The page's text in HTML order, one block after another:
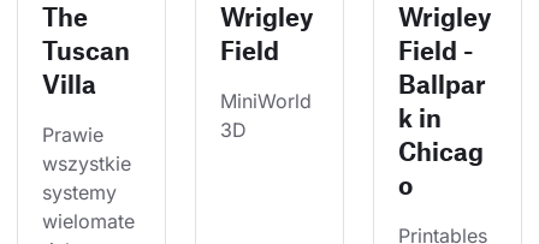
The
Tuscan
Villa
Prawie
wszystkie
systemy
wielomate
Wrigley
Field
MiniWorld
3D
Wrigley
Field -
Ballpar
k in
Chicag
o
Printables